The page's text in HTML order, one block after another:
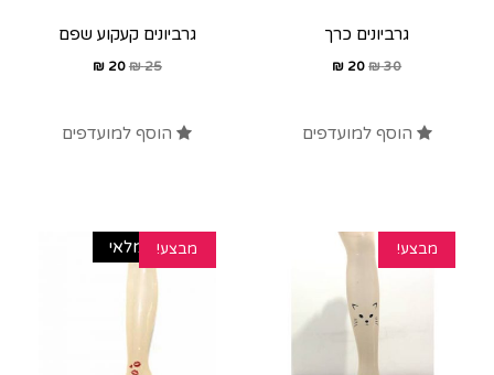
גרביונים כרך
30
₪
20
₪
הוסף למועדפים
גרביונים קעקוע שפם
25
₪
20
₪
הוסף למועדפים
מבצע! מבצע!
אזל מהמלאי